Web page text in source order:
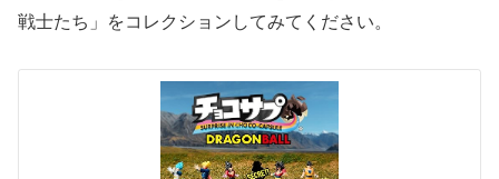
戦士たち」をコレクションしてみてください。